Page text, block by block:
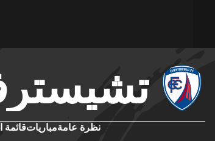
نظرة عامةمبارياتقائمة